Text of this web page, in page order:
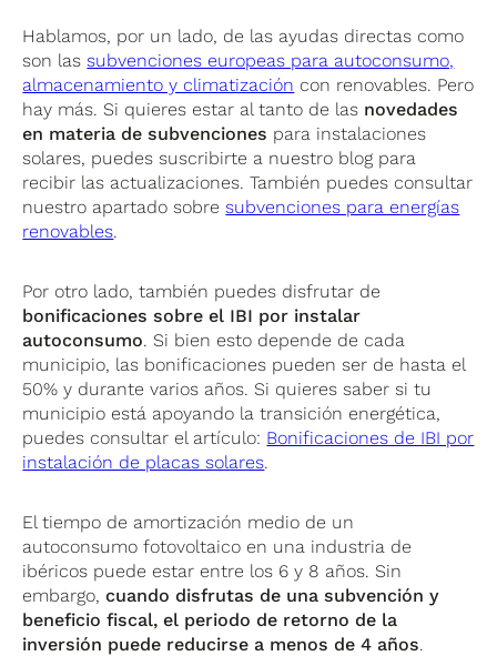
Hablamos, por un lado, de las ayudas directas como
son lassubvenciones europeas para autoconsumo,
almacenamiento y climatización con renovables. Pero
hay más. Si quieres estar al tanto de las novedades
en materia de subvenciones para instalaciones
solares, puedes suscribirte a nuestro blog para
recibir las actualizaciones. También puedes consultar
nuestro apartado sobresubvenciones para energías
renovables.
Por otro lado, también puedes disfrutar de
bonificaciones sobre el IBI por instalar
autoconsumo. Si bien esto depende de cada
municipio, las bonificaciones pueden ser de hasta el
50% y durante varios años. Si quieres saber si tu
municipio está apoyando la transición energética,
puedes consultar el artículo: Bonificaciones de IBI por
instalación de placas solares.
El tiempo de amortización medio de un
autoconsumo fotovoltaico en una industria de
ibéricos puede estar entre los 6 y 8 años. Sin
embargo,cuando disfrutas de una subvención y
beneficio fiscal, el periodo de retorno de la
inversión puede reducirse a menos de 4 años.